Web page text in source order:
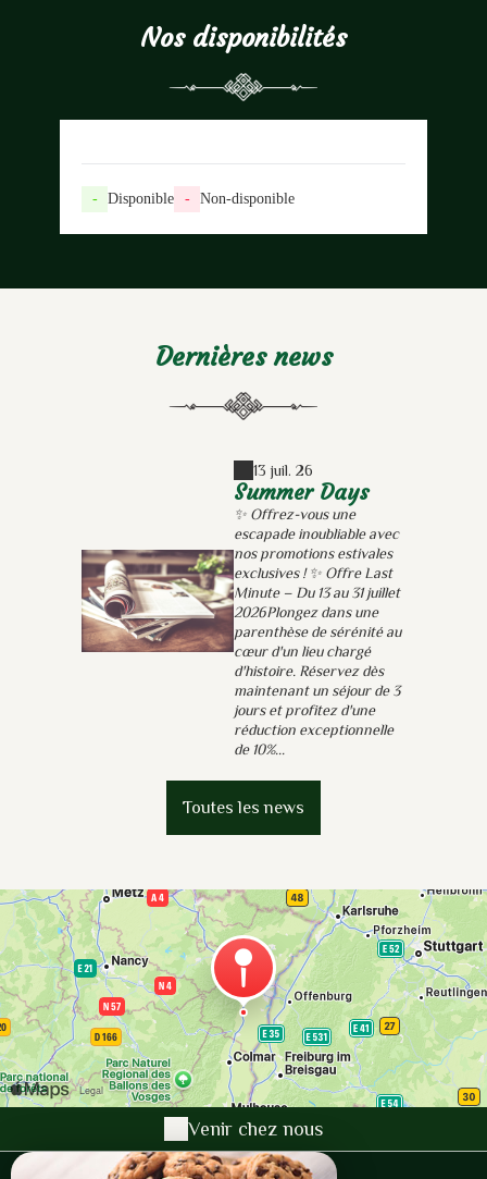
Nos disponibilités
- Disponible - Non-disponible
Dernières news
13 juil. 26
Summer Days
✨ Offrez-vous une
escapade inoubliable avec
nos promotions estivales
exclusives ! ✨ Offre Last
Minute – Du 13 au 31 juillet
2026Plongez dans une
parenthèse de sérénité au
cœur d'un lieu chargé
d'histoire. Réservez dès
maintenant un séjour de 3
jours et profitez d'une
réduction exceptionnelle
de 10%...
Toutes les news
Venir chez nous